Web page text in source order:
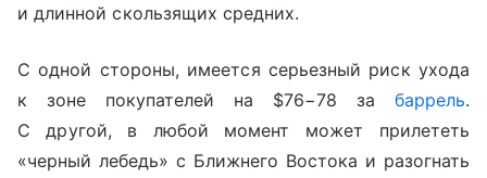
и длинной скользящих средних.
С одной стороны, имеется серьезный риск ухода
к зоне покупателей на $76−78 за баррель.
С другой, в любой момент может прилететь
«черный лебедь» с Ближнего Востока и разогнать